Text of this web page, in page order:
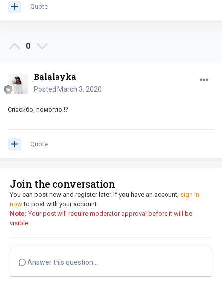
Quote
0
Balalayka
Posted March 3, 2020
Спасибо, помогло !?
Quote
Join the conversation
You can post now and register later. If you have an account, sign in
nowto post with your account.
Note: Your post will require moderator approval before it will be
visible.
Answer this question...